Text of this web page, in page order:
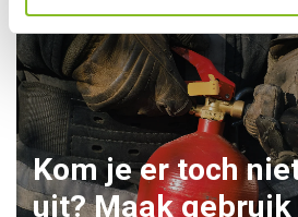
Kom je er toch
uit? Maak gebruik